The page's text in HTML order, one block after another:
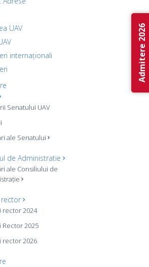
UAV
internaționali
Senatului UAV
ale Senatului
de Administratie
ale Consiliului de
rector
rector 2024
Rector 2025
rector 2026
Admitere 2026